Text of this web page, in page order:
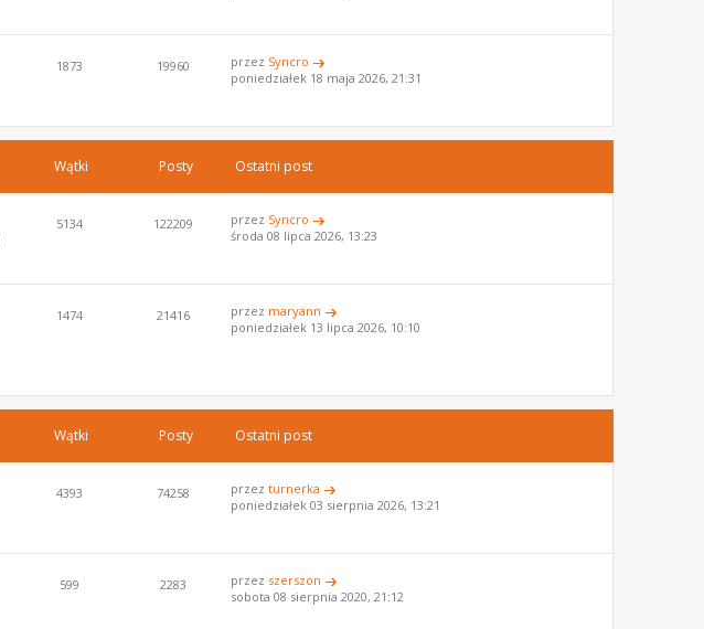
1873 19960 przez Syncro
poniedziałek 18 maja 2026, 21:31
Wątki Posty Ostatni post
5134 122209 przez Syncro
środa 08 lipca 2026, 13:23
1474 21416 przez maryann
poniedziałek 13 lipca 2026, 10:10
Wątki Posty Ostatni post
4393 74258 przezturnerka
poniedziałek 03 sierpnia 2026, 13:21
599 2283 przez szerszon
sobota 08 sierpnia 2020, 21:12